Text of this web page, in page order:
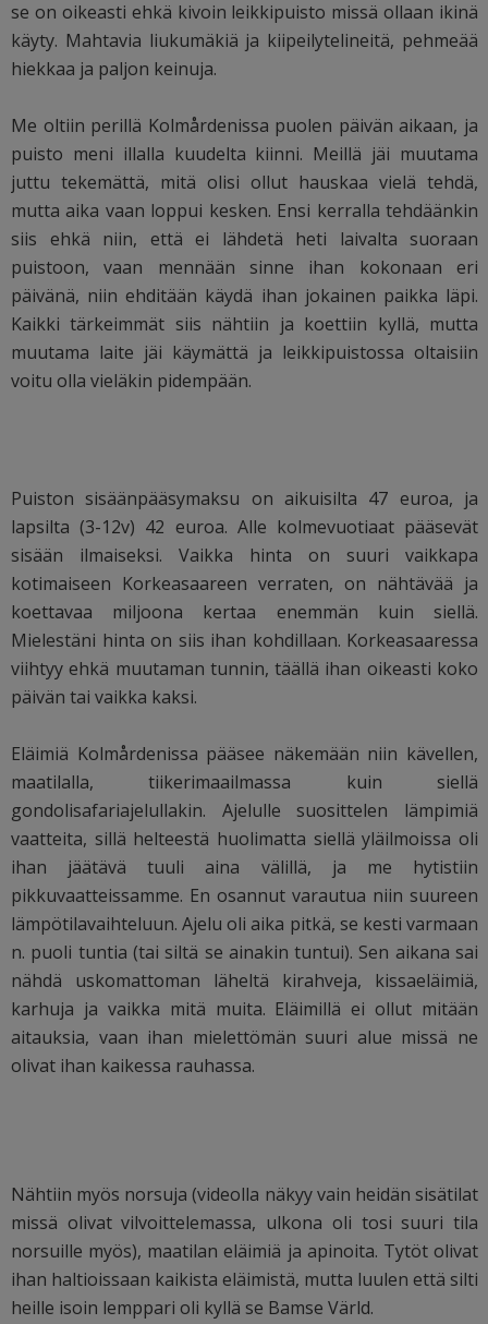
se on oikeasti ehkä kivoin leikkipuisto missä ollaan ikinä
käyty. Mahtavia liukumäkiä ja kiipeilytelineitä, pehmeää
hiekkaa ja paljon keinuja.
Me oltiin perillä Kolmårdenissa puolen päivän aikaan, ja
puisto meni illalla kuudelta kiinni. Meillä jäi muutama
juttu tekemättä, mitä olisi ollut hauskaa vielä tehdä,
mutta aika vaan loppui kesken. Ensi kerralla tehdäänkin
siis ehkä niin, että ei lähdetä heti laivalta suoraan
puistoon, vaan mennään sinne ihan kokonaan eri
päivänä, niin ehditään käydä ihan jokainen paikka läpi.
Kaikki tärkeimmät siis nähtiin ja koettiin kyllä, mutta
muutama laite jäi käymättä ja leikkipuistossa oltaisiin
voitu olla vieläkin pidempään.
Puiston sisäänpääsymaksu on aikuisilta 47 euroa, ja
lapsilta (3-12v) 42 euroa. Alle kolmevuotiaat pääsevät
sisään ilmaiseksi. Vaikka hinta on suuri vaikkapa
kotimaiseen Korkeasaareen verraten, on nähtävää ja
koettavaa miljoona kertaa enemmän kuin siellä.
Mielestäni hinta on siis ihan kohdillaan. Korkeasaaressa
viihtyy ehkä muutaman tunnin, täällä ihan oikeasti koko
päivän tai vaikka kaksi.
Eläimiä Kolmårdenissa pääsee näkemään niin kävellen,
maatilalla, tiikerimaailmassa kuin siellä
gondolisafariajelullakin. Ajelulle suosittelen lämpimiä
vaatteita, sillä helteestä huolimatta siellä yläilmoissa oli
ihan jäätävä tuuli aina välillä, ja me hytistiin
pikkuvaatteissamme. En osannut varautua niin suureen
lämpötilavaihteluun. Ajelu oli aika pitkä, se kesti varmaan
n. puoli tuntia (tai siltä se ainakin tuntui). Sen aikana sai
nähdä uskomattoman läheltä kirahveja, kissaeläimiä,
karhuja ja vaikka mitä muita. Eläimillä ei ollut mitään
aitauksia, vaan ihan mielettömän suuri alue missä ne
olivat ihan kaikessa rauhassa.
Nähtiin myös norsuja (videolla näkyy vain heidän sisätilat
missä olivat vilvoittelemassa, ulkona oli tosi suuri tila
norsuille myös), maatilan eläimiä ja apinoita. Tytöt olivat
ihan haltioissaan kaikista eläimistä, mutta luulen että silti
heille isoin lemppari oli kyllä se Bamse Värld.